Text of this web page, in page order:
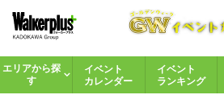
エリアから探
す
イベント
カレンダー
イベント
ランキング